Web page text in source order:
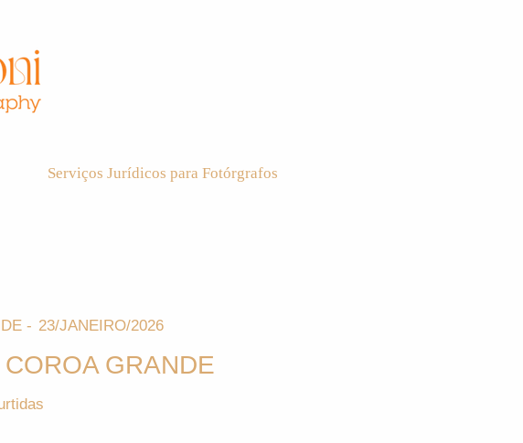
Serviços Jurídicos para Fotórgrafos
23/JANEIRO/2026
GRANDE